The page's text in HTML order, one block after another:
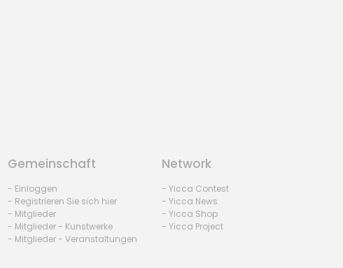
Gemeinschaft
- Einloggen
- Registrieren Sie sich hier
- Mitglieder
- Mitglieder - Kunstwerke
- Mitglieder - Veranstaltungen
Network
- Yicca Contest
- Yicca News
- Yicca Shop
- Yicca Project